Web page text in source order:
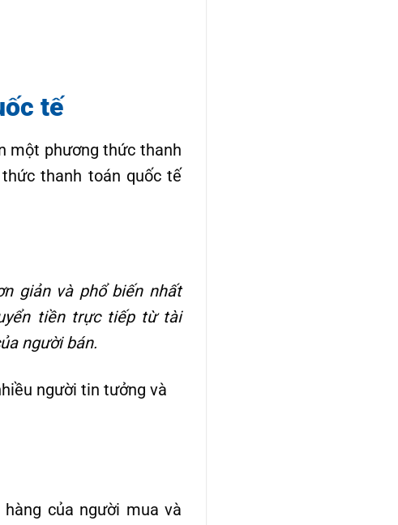
tế
một phương thức thanh
thanh toán quốc tế
giản và phổ biến nhất
tiền trực tiếp từ tài
người bán.
người tin tưởng và
của người mua và